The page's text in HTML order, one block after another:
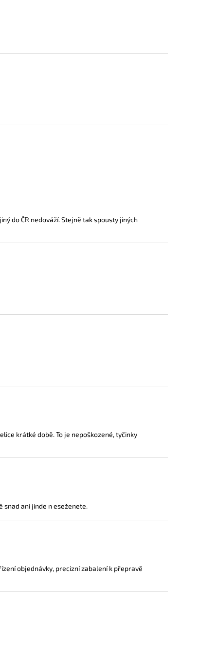
do ČR nedováží. Stejně tak spousty jiných
krátké době. To je nepoškozené, tyčinky
snad ani jinde n eseženete.
objednávky, precizní zabalení k přepravě